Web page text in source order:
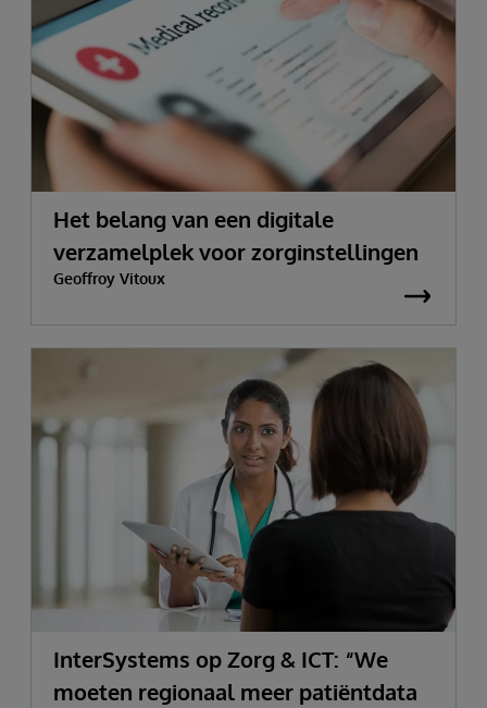
Het belang van een digitale
verzamelplek voor zorginstellingen
Geoffroy Vitoux
InterSystems op Zorg & ICT: “We
moeten regionaal meer patiëntdata